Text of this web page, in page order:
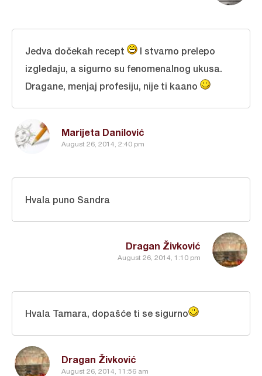
Marijeta Danilović
August 26, 2014, 2:40 pm
Jedva dočekah recept
I stvarno prelepo
izgledaju, a sigurno su fenomenalnog ukusa.
Dragane, menjaj profesiju, nije ti kaano
Dragan Živković
August 26, 2014, 1:10 pm
Hvala puno Sandra
Dragan Živković
August 26, 2014, 11:56 am
Hvala Tamara, dopašće ti se sigurno